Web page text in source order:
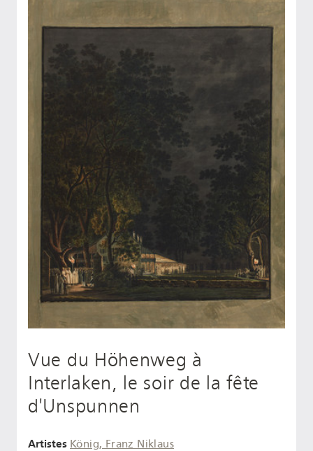
Vue du Höhenweg à
Interlaken, le soir de la fête
d'Unspunnen
Artistes König, Franz Niklaus